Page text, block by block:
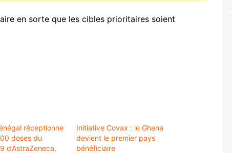
en sorte que les cibles prioritaires soient
réceptionne
doses du
d’AstraZeneca,
Initiative Covax : le Ghana
devient le premier pays
bénéficiaire